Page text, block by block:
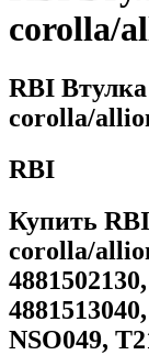
corolla/
RBI Втулка
corolla/
RBI
Купить
corolla/
NSO049,